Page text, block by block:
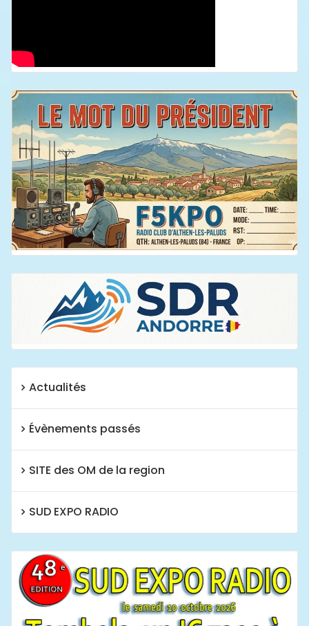
Actualités
Évènements passés
SITE des OM de la region
SUD EXPO RADIO